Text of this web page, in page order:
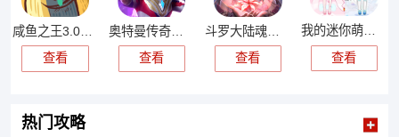
咸鱼之王3.0四圣鱼珠版
查看
查看
查看
我的迷你萌妹游戏
查看
热门攻略